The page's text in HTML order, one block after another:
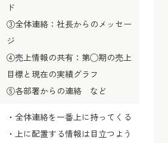
ド
③全体連絡：社長からのメッセー
ジ
④売上情報の共有：第◯期の売上
目標と現在の実績グラフ
⑤各部署からの連絡 など
・全体連絡を一番上に持ってくる
・上に配置する情報は目立つよう